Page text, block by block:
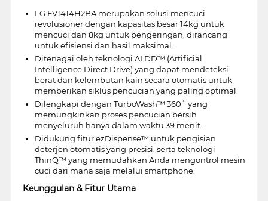
LG FV1414H2BA merupakan solusi mencuci
revolusioner dengan kapasitas besar 14kg untuk
mencuci dan 8kg untuk pengeringan, dirancang
untuk efisiensi dan hasil maksimal.
Ditenagai oleh teknologi AI DD™ (Artificial
Intelligence Direct Drive) yang dapat mendeteksi
berat dan kelembutan kain secara otomatis untuk
memberikan siklus pencucian yang paling optimal.
Dilengkapi dengan TurboWash™ 360˚ yang
memungkinkan proses pencucian bersih
menyeluruh hanya dalam waktu 39 menit.
Didukung fitur ezDispense™ untuk pengisian
deterjen otomatis yang presisi, serta teknologi
ThinQ™ yang memudahkan Anda mengontrol mesin
cuci dari mana saja melalui smartphone.
Keunggulan & Fitur Utama